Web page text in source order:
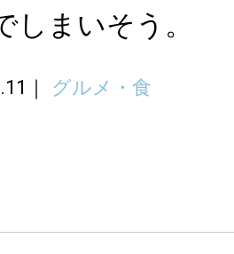
しまいそう。
グルメ・食